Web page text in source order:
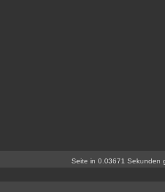
Seite in 0.03671 Sekunden